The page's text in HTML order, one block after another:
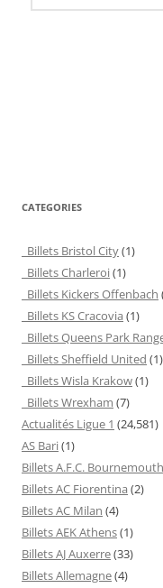
CATEGORIES
Billets Bristol City(1)
Billets Charleroi(1)
Billets Kickers Offenbach
Billets KS Cracovia (1)
Billets Queens Park
Billets Sheffield United (1)
Billets Wisla Krakow(1)
Billets Wrexham (7)
Actualités Ligue 1 (24,581)
AS Bari(1)
Billets A.F.C. Bournemouth
Billets AC Fiorentina (2)
Billets AC Milan (4)
Billets AEK Athens(1)
Billets AJ Auxerre(33)
Billets Allemagne(4)